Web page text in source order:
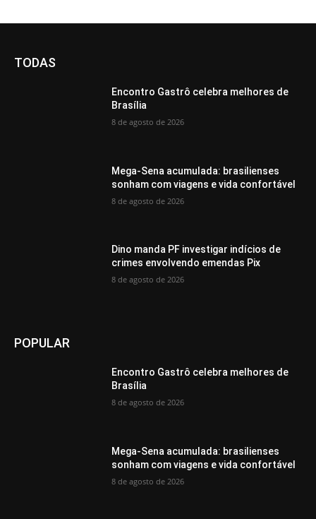
TODAS
Encontro Gastrô celebra melhores de
Brasília
8 de agosto de 2026
Mega-Sena acumulada: brasilienses
sonham com viagens e vida confortável
8 de agosto de 2026
Dino manda PF investigar indícios de
crimes envolvendo emendas Pix
8 de agosto de 2026
POPULAR
Encontro Gastrô celebra melhores de
Brasília
8 de agosto de 2026
Mega-Sena acumulada: brasilienses
sonham com viagens e vida confortável
8 de agosto de 2026